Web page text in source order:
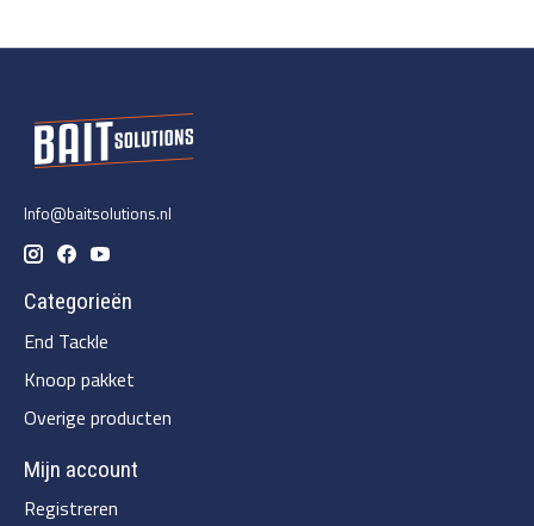
Info@baitsolutions.nl
Categorieën
End Tackle
Knoop pakket
Overige producten
Mijn account
Registreren